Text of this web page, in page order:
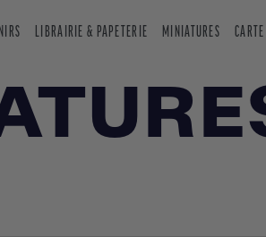
LIBRAIRIE & PAPETERIE MINIATURES